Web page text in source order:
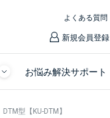
よくある質問
新規会員登録
お悩み解決サポート
型【KU-DTM】